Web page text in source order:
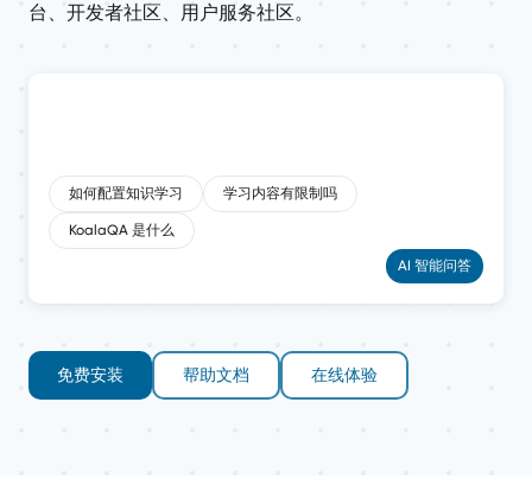
台、开发者社区、用户服务社区。
如何配置知识学习 学习内容有限制吗
KoalaQA 是什么
AI 智能问答
免费安装 帮助文档 在线体验